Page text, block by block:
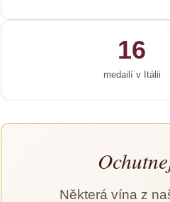
16
medailí v Itálii
Některá vína z